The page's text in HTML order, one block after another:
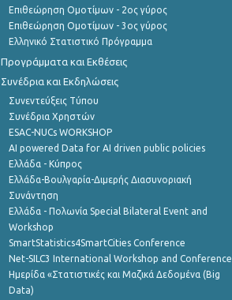
Επιθεώρηση Ομοτίμων - 2ος γύρος
Επιθεώρηση Ομοτίμων - 3ος γύρος
Ελληνικό Στατιστικό Πρόγραμμα
Προγράμματα και Εκθέσεις
Συνέδρια και Εκδηλώσεις
Συνεντεύξεις Τύπου
Συνέδρια Χρηστών
ESAC-NUCs WORKSHOP
AI powered Data for AI driven public policies
Ελλάδα - Κύπρος
Ελλάδα-Βουλγαρία-Διμερής Διασυνοριακή
Συνάντηση
Ελλάδα - Πολωνία Special Bilateral Event and
Workshop
SmartStatistics4SmartCities Conference
Net-SILC3 International Workshop and Conference
Ημερίδα «Στατιστικές και Μαζικά Δεδομένα (Big
Data)